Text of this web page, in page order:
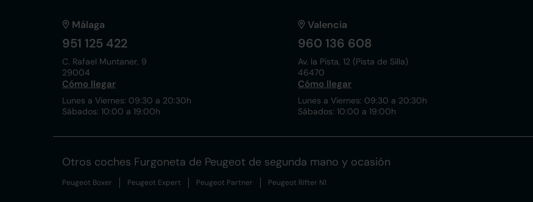
Málaga
951 125 422
C. Rafael Muntaner, 9
29004
Cómo llegar
Lunes a Viernes: 09:30 a 20:30h
Sábados: 10:00 a 19:00h
Valencia
960 136 608
Av. la Pista, 12 (Pista de Silla)
46470
Cómo llegar
Lunes a Viernes: 09:30 a 20:30h
Sábados: 10:00 a 19:00h
Otros coches Furgoneta de Peugeot de segunda mano y ocasión
Peugeot Boxer Peugeot Expert Peugeot Partner Peugeot Rifter N1